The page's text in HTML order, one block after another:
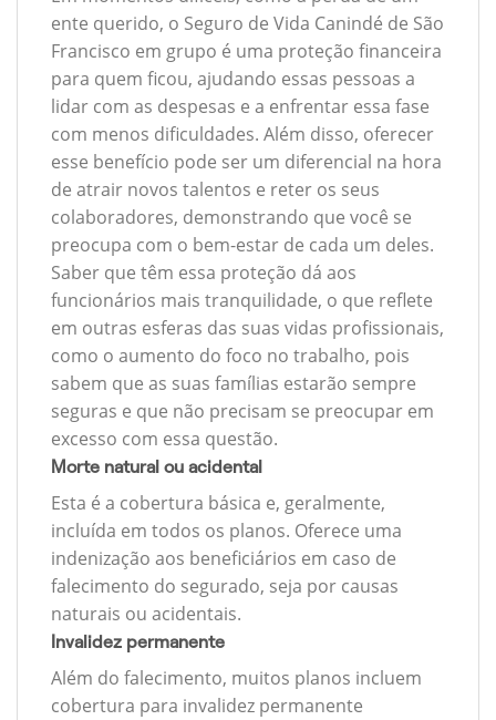
ente querido, o Seguro de Vida Canindé de São
Francisco em grupo é uma proteção financeira
para quem ficou, ajudando essas pessoas a
lidar com as despesas e a enfrentar essa fase
com menos dificuldades. Além disso, oferecer
esse benefício pode ser um diferencial na hora
de atrair novos talentos e reter os seus
colaboradores, demonstrando que você se
preocupa com o bem-estar de cada um deles.
Saber que têm essa proteção dá aos
funcionários mais tranquilidade, o que reflete
em outras esferas das suas vidas profissionais,
como o aumento do foco no trabalho, pois
sabem que as suas famílias estarão sempre
seguras e que não precisam se preocupar em
excesso com essa questão.
Morte natural ou acidental
Esta é a cobertura básica e, geralmente,
incluída em todos os planos. Oferece uma
indenização aos beneficiários em caso de
falecimento do segurado, seja por causas
naturais ou acidentais.
Invalidez permanente
Além do falecimento, muitos planos incluem
cobertura para invalidez permanente